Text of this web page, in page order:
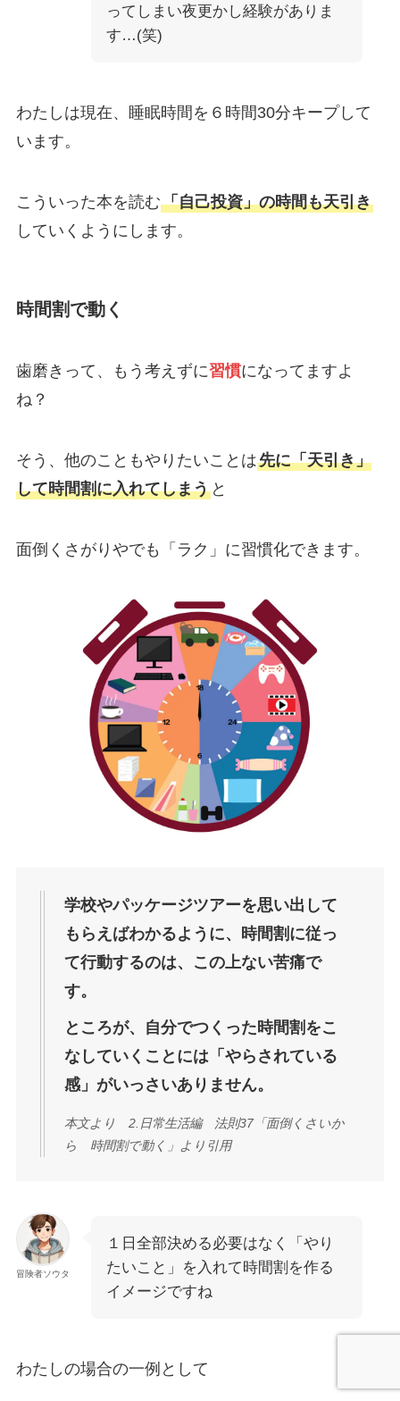
ってしまい夜更かし経験がありま
す…(笑)
わたしは現在、睡眠時間を６時間30分キープして
います。
こういった本を読む「自己投資」の時間も天引き
していくようにします。
時間割で動く
歯磨きって、もう考えずに習慣になってますよ
ね？
そう、他のこともやりたいことは先に「天引き」
して時間割に入れてしまうと
面倒くさがりやでも「ラク」に習慣化できます。
学校やパッケージツアーを思い出して
もらえばわかるように、時間割に従っ
て行動するのは、この上ない苦痛で
す。
ところが、自分でつくった時間割をこ
なしていくことには「やらされている
感」がいっさいありません。
本文より 2.日常生活編 法則37「面倒くさいか
ら 時間割で動く」より引用
冒険者ソウタ
１日全部決める必要はなく「やり
たいこと」を入れて時間割を作る
イメージですね
わたしの場合の一例として